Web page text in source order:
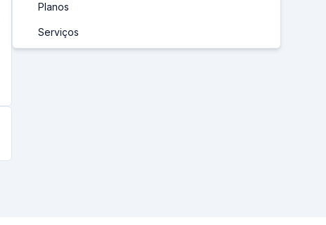
Planos
Serviços